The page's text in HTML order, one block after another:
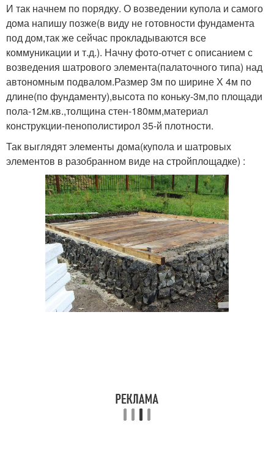
И так начнем по порядку. О возведении купола и самого
дома напишу позже(в виду не готовности фундамента
под дом,так же сейчас прокладываются все
коммуникации и т.д.). Начну фото-отчет с описанием с
возведения шатрового элемента(палаточного типа) над
автономным подвалом.Размер 3м по ширине Х 4м по
длине(по фундаменту),высота по коньку-3м,по площади
пола-12м.кв.,толщина стен-180мм,материал
конструкции-пенополистирол 35-й плотности.
Так выглядят элементы дома(купола и шатровых
элементов в разобранном виде на стройплощадке) :